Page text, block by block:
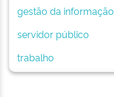
gestão da informação
servidor público
trabalho